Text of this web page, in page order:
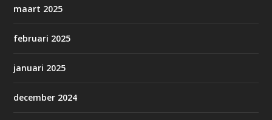
maart 2025
februari 2025
januari 2025
december 2024